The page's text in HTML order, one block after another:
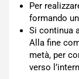
Per
formando
Si continua
Alla fine
metà, per
verso